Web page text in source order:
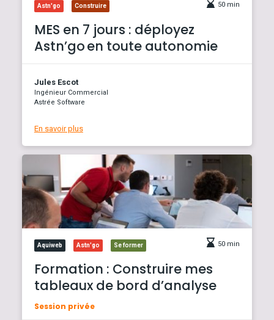
Astn'go Construire 50 min
MES en 7 jours : déployez
Astn’go en toute autonomie
Jules Escot
Ingénieur Commercial
Astrée Software
En savoir plus
Aquiweb Astn'go Se former 50 min
Formation : Construire mes
tableaux de bord d’analyse
Session privée